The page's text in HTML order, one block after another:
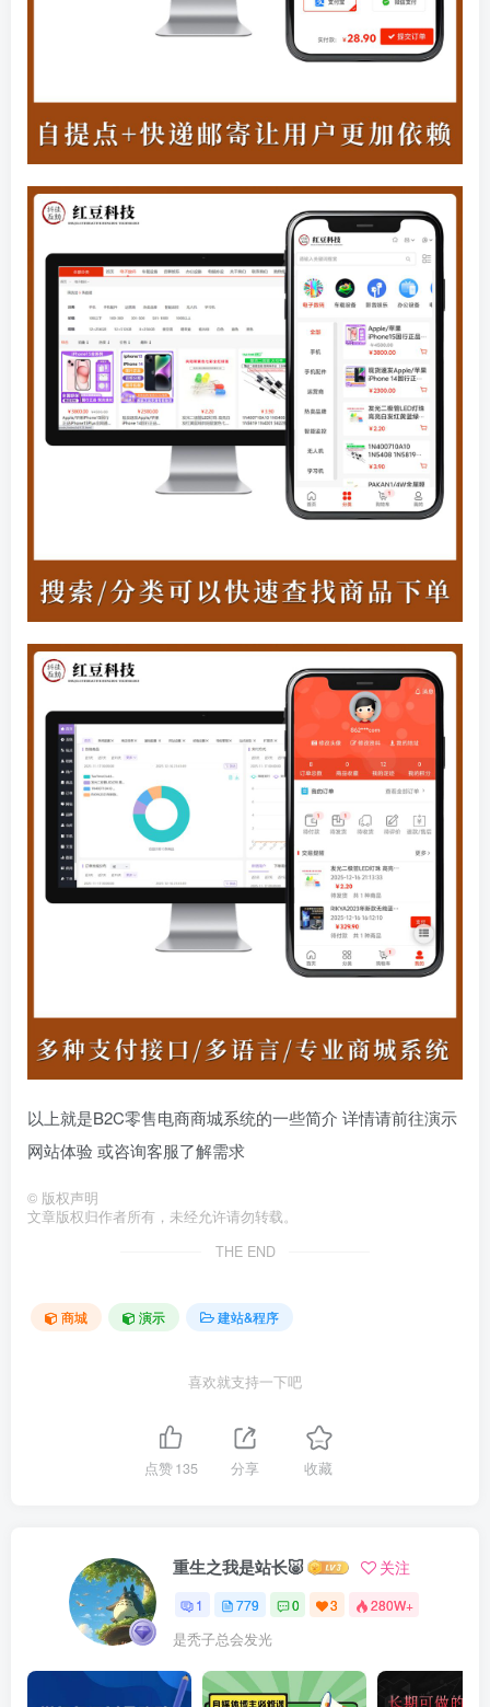
以上就是B2C零售电商商城系统的一些简介 详情请前往演示
网站体验 或咨询客服了解需求
© 版权声明
文章版权归作者所有，未经允许请勿转载。
THE END
商城 演示 建站&程序
喜欢就支持一下吧
点赞135 分享 收藏
重生之我是站长🐷 关注
1 779 0 3 280W+
是秃子总会发光